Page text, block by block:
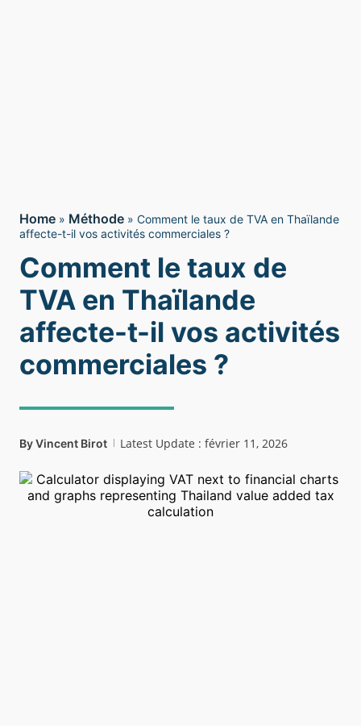
Home » Méthode » Comment le taux de TVA en Thaïlande
affecte-t-il vos activités commerciales ?
Comment le taux de
TVA en Thaïlande
affecte-t-il vos activités
commerciales ?
ByVincent Birot Latest Update : février 11, 2026